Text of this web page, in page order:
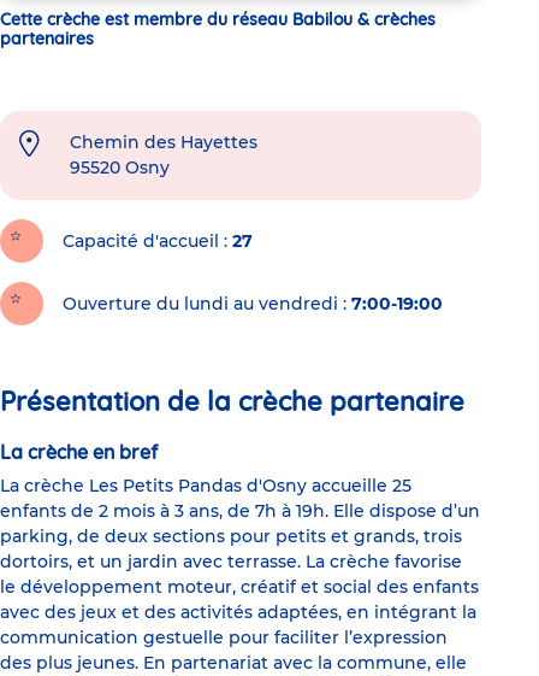
Cette crèche est membre du réseau Babilou & crèches
partenaires
Chemin des Hayettes
95520 Osny
Capacité d'accueil 27
Ouverture du lundi au vendredi : 7:00-19:00
Présentation de la crèche partenaire
La crèche en bref
La crèche Les Petits Pandas d'Osny accueille 25
enfants de 2 mois à 3 ans, de 7h à 19h. Elle dispose d’un
parking, de deux sections pour petits et grands, trois
dortoirs, et un jardin avec terrasse. La crèche favorise
le développement moteur, créatif et social des enfants
avec des jeux et des activités adaptées, en intégrant la
communication gestuelle pour faciliter l’expression
des plus jeunes. En partenariat avec la commune, elle